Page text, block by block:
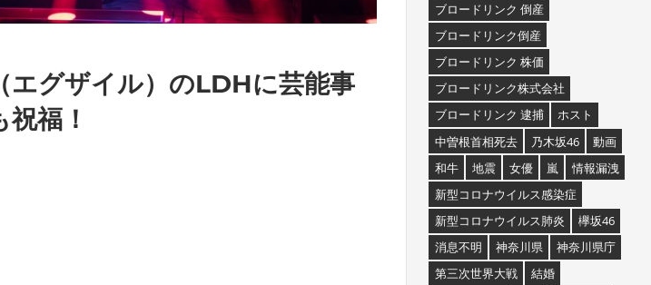
エグザイル）のLDHに芸能事
福！
ブロードリンク 倒産
ブロードリンク倒産
ブロードリンク 株価
ブロードリンク株式会社
ブロードリンク 逮捕
ホスト
中曽根首相死去
乃木坂46
動画
和牛
地震 女優 嵐
情報漏洩
新型コロナウイルス感染症
新型コロナウイルス肺炎
欅坂46
消息不明
神奈川県
神奈川県庁
第三次世界大戦
結婚